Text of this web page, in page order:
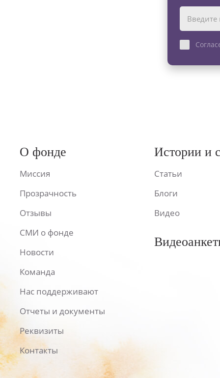
О фонде
Миссия
Прозрачность
Отзывы
СМИ о фонде
Новости
Команда
Нас поддерживают
Отчеты и документы
Реквизиты
Контакты
Истории и
Статьи
Блоги
Видео